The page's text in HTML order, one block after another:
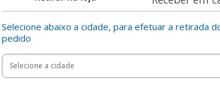
Selecione abaixo a cidade, para efetuar a retirada
pedido
Add
to
cart
Product
ActionsAdicionar